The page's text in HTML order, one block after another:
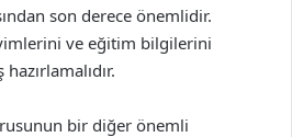
son derece önemlidir.
ve eğitim bilgilerini
bir diğer önemli